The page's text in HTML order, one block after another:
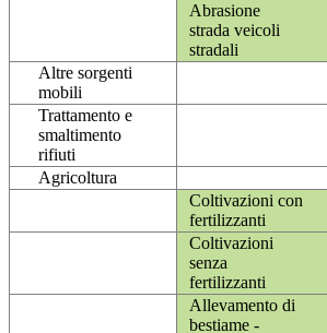
Abrasione
strada veicoli
stradali
Altre sorgenti
mobili
Trattamento e
smaltimento
rifiuti
Agricoltura
Coltivazioni con
fertilizzanti
Coltivazioni
senza
fertilizzanti
Allevamento di
bestiame -